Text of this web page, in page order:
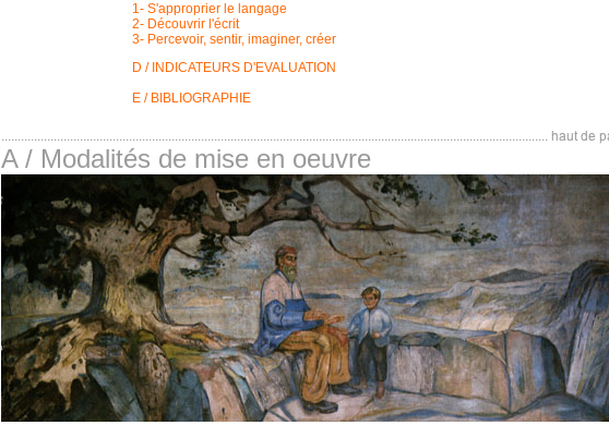
1- S'approprier le langage
2- Découvrir l'écrit
3- Percevoir, sentir, imaginer, créer
D / INDICATEURS D'EVALUATION
E / BIBLIOGRAPHIE
A / Modalités de mise en oeuvre